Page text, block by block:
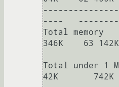
----   --------
Total memory
346K    63 142K
Total under 1
42K       742K